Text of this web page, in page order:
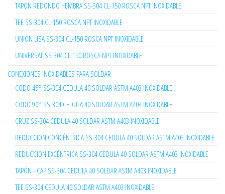
TAPON REDONDO HEMBRA SS-304 CL-150 ROSCA NPT INOXIDABLE
TEE SS-304 CL-150 ROSCA NPT INOXIDABLE
UNIÓN LISA SS-304 CL-150 ROSCA NPT INOXIDABLE
UNIVERSAL SS-304 CL-150 ROSCA NPT INOXIDABLE
CONEXIONES INOXIDABLES PARA SOLDAR
CODO 45° SS-304 CEDULA 40 SOLDAR ASTM A403 INOXIDABLE
CODO 90° SS-304 CEDULA 40 SOLDAR ASTM A403 INOXIDABLE
CRUZ SS-304 CEDULA 40 SOLDAR ASTM A403 INOXIDABLE
REDUCCION CONCÉNTRICA SS-304 CEDULA 40 SOLDAR ASTM A403 INOXIDABLE
REDUCCION EXCÉNTRICA SS-304 CEDULA 40 SOLDAR ASTM A403 INOXIDABLE
TAPÓN - CAP SS-304 CEDULA 40 SOLDAR ASTM A403 INOXIDABLE
TEE SS-304 CEDULA 40 SOLDAR ASTM A403 INOXIDABLE